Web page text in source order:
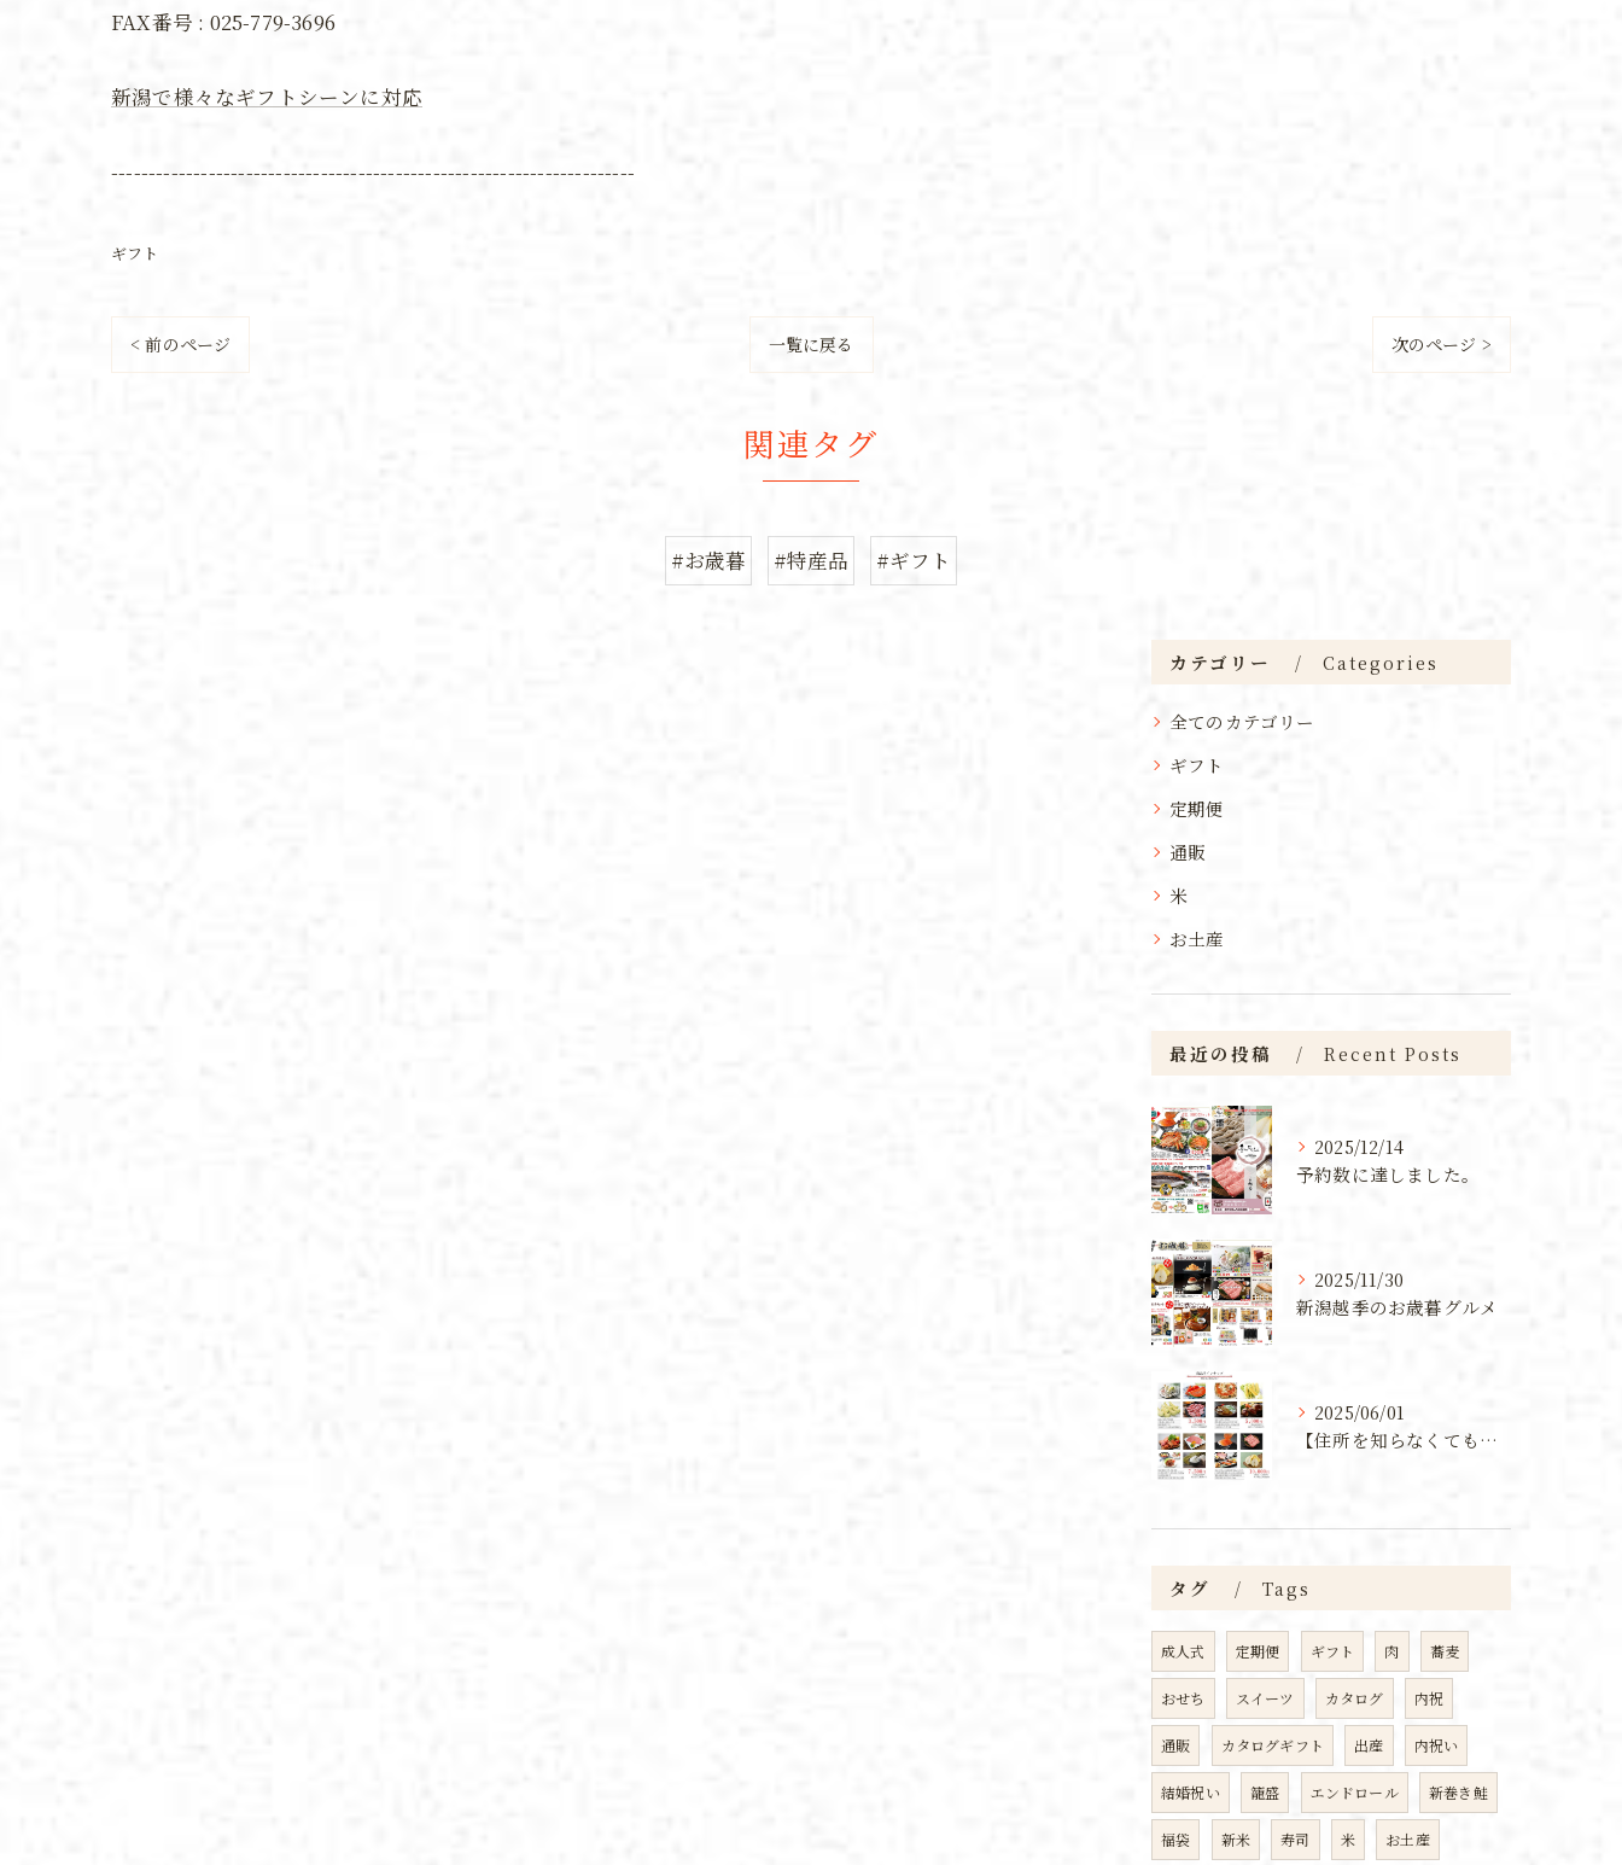
FAX番号 : 025-779-3696
新潟で様々なギフトシーンに対応
----------------------------------------------------------------------
ギフト
< 前のページ 一覧に戻る 次のページ >
関連タグ
#お歳暮 #特産品 #ギフト
カテゴリー Categories
全てのカテゴリー
ギフト
定期便
通販
米
お土産
最近の投稿 Recent Posts
2025/12/14
予約数に達しました。
2025/11/30
新潟越季のお歳暮グルメ
2025/06/01
【住所を知らなくても贈れる！新潟の魅力を詰め込んだカタログギフト】
タグ Tags
成人式 定期便 ギフト 肉 蕎麦
おせち スイーツ カタログ 内祝
通販 カタログギフト 出産 内祝い
結婚祝い 籠盛 エンドロール 新巻き鮭
福袋 新米 寿司 米 お土産